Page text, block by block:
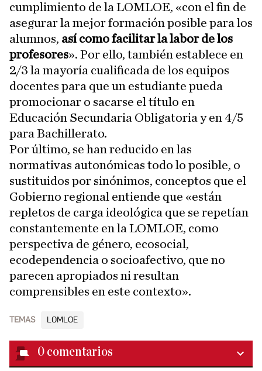
cumplimiento de la LOMLOE, «con el fin de
asegurar la mejor formación posible para los
alumnos, así como facilitar la labor de los
profesores». Por ello, también establece en
2/3 la mayoría cualificada de los equipos
docentes para que un estudiante pueda
promocionar o sacarse el título en
Educación Secundaria Obligatoria y en 4/5
para Bachillerato.
Por último, se han reducido en las
normativas autonómicas todo lo posible, o
sustituidos por sinónimos, conceptos que el
Gobierno regional entiende que «están
repletos de carga ideológica que se repetían
constantemente en la LOMLOE, como
perspectiva de género, ecosocial,
ecodependencia o socioafectivo, que no
parecen apropiados ni resultan
comprensibles en este contexto».
TEMAS LOMLOE
0 comentarios